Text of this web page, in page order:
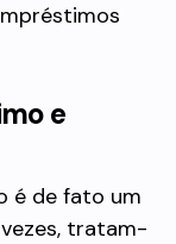
e
é de fato um
tratam-